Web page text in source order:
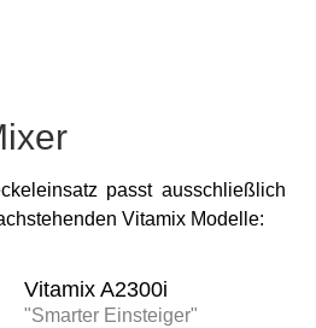
passt aus­schließ­lich
Vitamix Modelle:
Vitamix A2300i
"Smarter Einsteiger"